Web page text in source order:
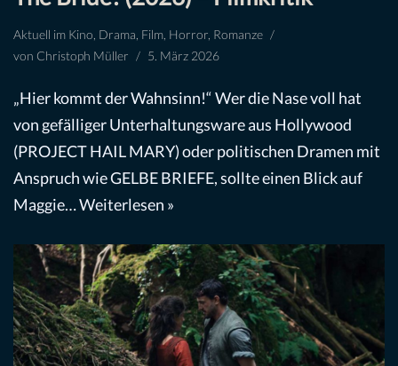
Aktuell im Kino Drama Film Horror Romanze
von Christoph Müller 5. März 2026
„Hier kommt der Wahnsinn!“ Wer die Nase voll hat
von gefälliger Unterhaltungsware aus Hollywood
(PROJECT HAIL MARY) oder politischen Dramen mit
Anspruch wie GELBE BRIEFE, sollte einen Blick auf
Maggie…Weiterlesen »